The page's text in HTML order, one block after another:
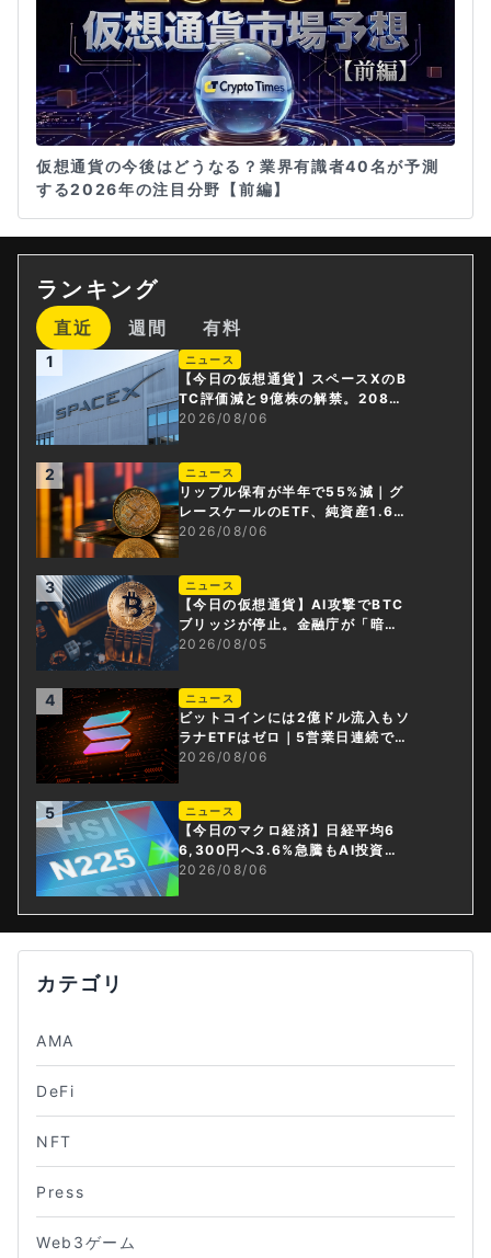
仮想通貨の今後はどうなる？業界有識者40名が予測
する2026年の注目分野【前編】
ランキング
直近 週間 有料
1 ニュース
【今日の仮想通貨】スペースXのB
TC評価減と9億株の解禁。208億
円相当のBTCが盗難
2026/08/06
2 ニュース
リップル保有が半年で55%減｜グ
レースケールのETF、純資産1.6億
ドル減
2026/08/06
3 ニュース
【今日の仮想通貨】AI攻撃でBTC
ブリッジが停止。金融庁が「暗号
資産・ステーブルコイン課」新設
2026/08/05
4 ニュース
ビットコインには2億ドル流入もソ
ラナETFはゼロ｜5営業日連続で停
止
2026/08/06
5 ニュース
【今日のマクロ経済】日経平均6
6,300円へ3.6%急騰もAI投資回
収懸念が再燃
2026/08/06
カテゴリ
AMA
DeFi
NFT
Press
Web3ゲーム